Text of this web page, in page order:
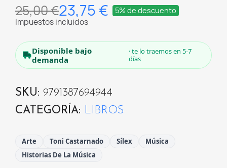
25,00 €23,75 € 5% de descuento
Impuestos incluidos
Disponible bajo
demanda
· te lo traemos en 5-7
días
SKU
9791387694944
CATEGORÍA
LIBROS
Arte Toni Castarnado Sílex
Música
Historias De La Música